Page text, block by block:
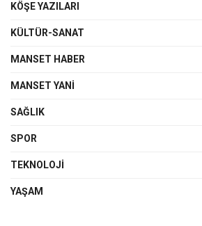
KÖŞE YAZILARI
KÜLTÜR-SANAT
MANSET HABER
MANSET YANI
SAĞLIK
SPOR
TEKNOLOJI
YAŞAM